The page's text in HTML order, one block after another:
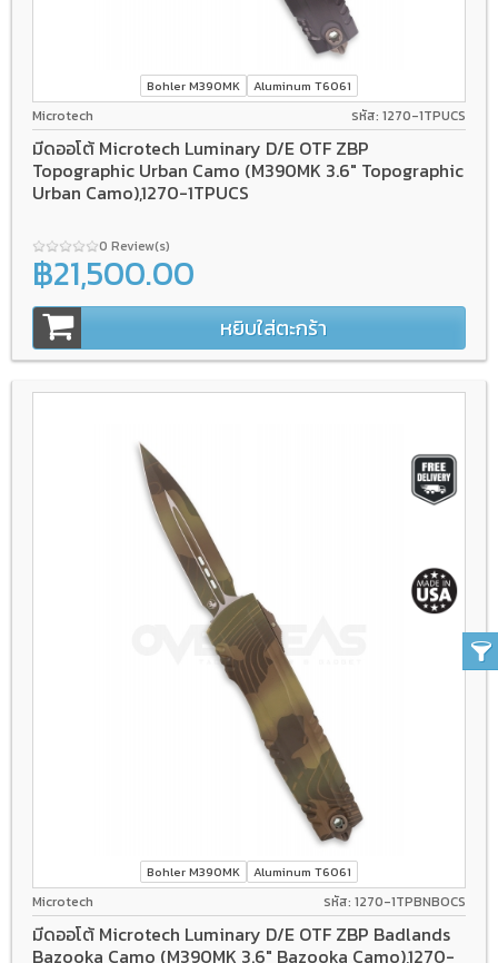
Bohler M390MK Aluminum T6061
Microtech รหัส: 1270-1TPUCS
มีดออโต้ Microtech Luminary D/E OTF ZBP
Topographic Urban Camo (M390MK 3.6" Topographic
Urban Camo),1270-1TPUCS
0 Review(s)
฿21,500.00
หยิบใส่ตะกร้า
Bohler M390MK Aluminum T6061
Microtech รหัส: 1270-1TPBNBOCS
มีดออโต้ Microtech Luminary D/E OTF ZBP Badlands
Bazooka Camo (M390MK 3.6" Bazooka Camo),1270-